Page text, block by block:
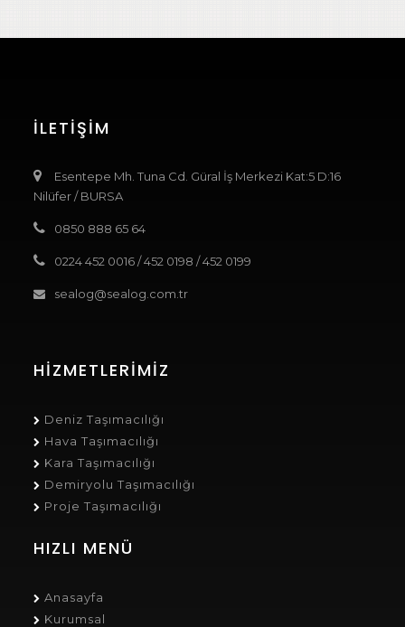
İLETIŞIM
Esentepe Mh. Tuna Cd. Güral İş Merkezi Kat:5 D:16
Nilüfer / BURSA
0850 888 65 64
0224 452 0016/452 0198/452 0199
sealog@sealog.com.tr
HIZMETLERIMIZ
Deniz Taşımacılığı
Hava Taşımacılığı
Kara Taşımacılığı
Demiryolu Taşımacılığı
Proje Taşımacılığı
HIZLI MENÜ
Anasayfa
Kurumsal